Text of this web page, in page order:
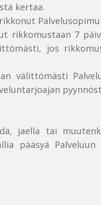
kertaa.
rikkomustaan 7
jos
välittömästi
jaella tai
pääsyä